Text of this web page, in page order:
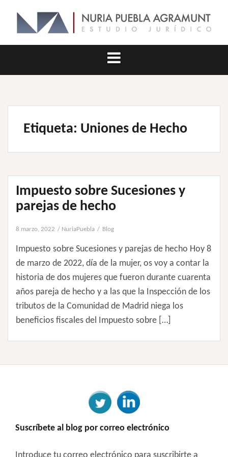
contenido
Etiqueta: Uniones de Hecho
Impuesto sobre Sucesiones y
parejas de hecho
8 marzo, 2022 NuriaPuebla Blog
Impuesto sobre Sucesiones y parejas de hecho Hoy 8
de marzo de 2022, día de la mujer, os voy a contar la
historia de dos mujeres que fueron durante cuarenta
años pareja de hecho y a las que la Inspección de los
tributos de la Comunidad de Madrid niega los
beneficios fiscales del Impuesto sobre […]
Suscríbete al blog por correo electrónico